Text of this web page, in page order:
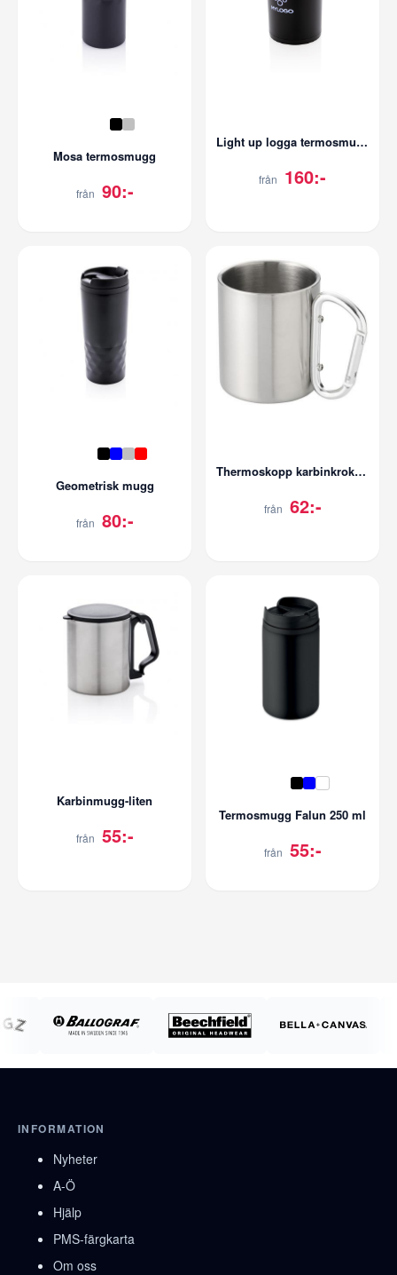
Mosa termosmugg
från 90:-
Light up logga termosmugg
från 160:-
Geometrisk mugg
från 80:-
Thermoskopp karbinkrok 20 cl
från 62:-
Karbinmugg-liten
från 55:-
Termosmugg Falun 250 ml
från 55:-
INFORMATION
Nyheter
A-Ö
Hjälp
PMS-färgkarta
Om oss